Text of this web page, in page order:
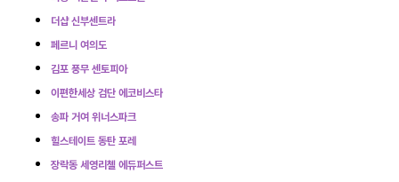
더샵 신부센트라
페르니 여의도
김포 풍무 센토피아
이편한세상 검단 에코비스타
송파 거여 위너스파크
힐스테이트 동탄 포레
장락동 세영리첼 에듀퍼스트